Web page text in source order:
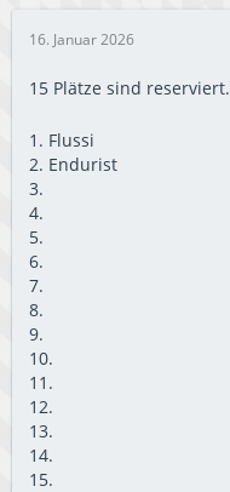
16. Januar 2026
15 Plätze sind reserviert.
1. Flussi
2. Endurist
3.
4.
5.
6.
7.
8.
9.
10.
11.
12.
13.
14.
15.